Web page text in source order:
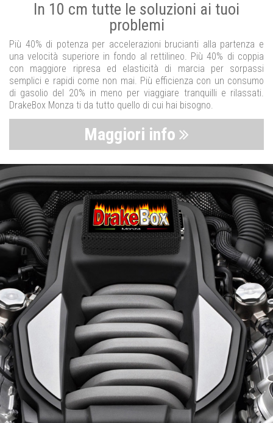
In 10 cm tutte le soluzioni ai tuoi
problemi
Più 40% di potenza per accelerazioni brucianti alla partenza e
una velocità superiore in fondo al rettilineo. Più 40% di coppia
con maggiore ripresa ed elasticità di marcia per sorpassi
semplici e rapidi come non mai. Più efficienza con un consumo
di gasolio del 20% in meno per viaggiare tranquilli e rilassati.
DrakeBox Monza ti da tutto quello di cui hai bisogno.
Maggiori info